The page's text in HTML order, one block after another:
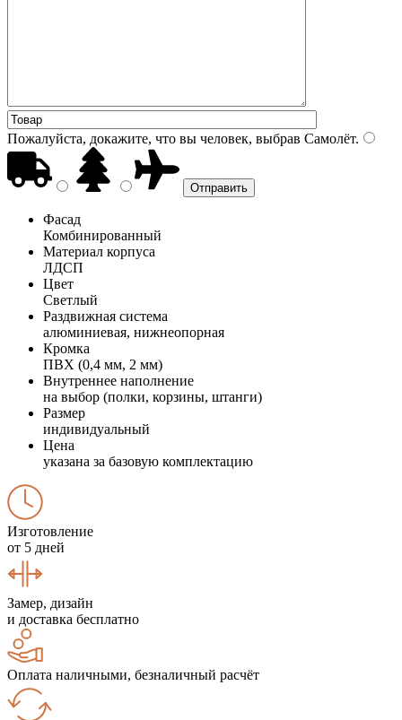
Пожалуйста, докажите, что вы человек, выбрав Самолёт.
Фасад
Комбинированный
Материал корпуса
ЛДСП
Цвет
Светлый
Раздвижная система
алюминиевая, нижнеопорная
Кромка
ПВХ (0,4 мм, 2 мм)
Внутреннее наполнение
на выбор (полки, корзины, штанги)
Размер
индивидуальный
Цена
указана за базовую комплектацию
Изготовление
от 5 дней
Замер, дизайн
и доставка бесплатно
Оплата наличными, безналичный расчёт